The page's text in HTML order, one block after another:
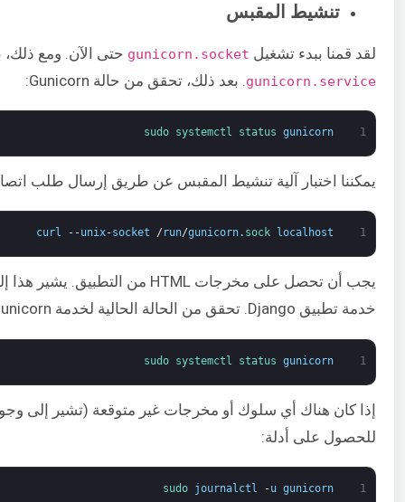
تنشيط المقبس
لقد قمنا ببدء تشغيل gunicorn.socket حتى الآن. ومع
gunicorn.service . بعد ذلك، تحقق من حالة Gunicorn:
1
sudo systemctl status gunicorn
يمكننا اختبار آلية تنشيط المقبس عن طريق إرسال طلب
1
curl --unix-socket / run/gunicorn. sock localhost
خدمة تطبيق Django. تحقق من الحالة الحالية لخدمة Gunicorn:
1
sudo systemctl status gunicorn
إذا كان هناك أي سلوك أو مخرجات غير متوقعة (تشير إلى
للحصول على أدلة:
1
sudo journalctl -u gunicorn